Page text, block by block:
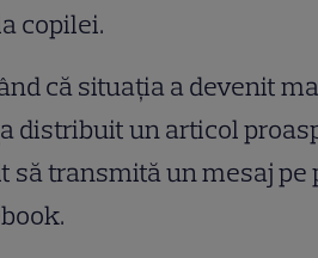
copilei.
că situația a devenit
a distribuit un articol
să transmită un mesaj pe